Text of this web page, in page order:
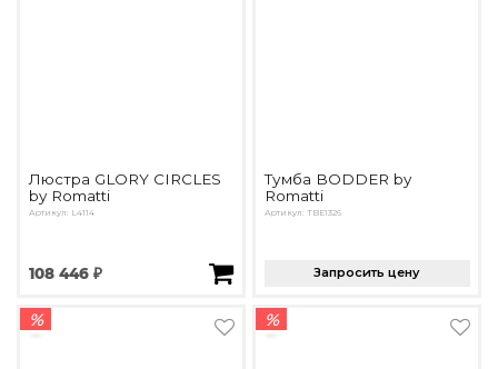
Люстра GLORY CIRCLES
by Romatti
Артикул: L4114
108 446 ₽
Тумба BODDER by
Romatti
Артикул: TBE1326
Запросить цену
% %